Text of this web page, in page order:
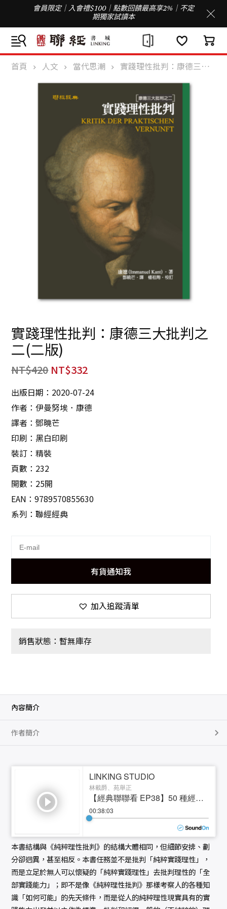
會員限定｜入會禮$100｜點數回饋最高享2%｜不定
期獨家試讀本
首頁 人文 當代思潮 實踐理性批判：康德三大批判之二(二版)
實踐理性批判：康德三大批判之
二(二版)
NT$420 NT$332
出版日期：2020-07-24
作者：伊曼努埃．康德
譯者：鄧曉芒
印刷：黑白印刷
裝訂：精裝
頁數：232
開數：25開
EAN：9789570855630
系列：聯經經典
有貨通知我
加入追蹤清單
銷售狀態：暫無庫存
內容簡介
作者簡介
本書結構與《純粹理性批判》的結構大體相同，但細節安排、劃
分卻迥異，甚至相反。本書任務並不是批判「純粹實踐理性」，
而是立足於無人可以懷疑的「純粹實踐理性」去批判理性的「全
部實踐能力」；即不是像《純粹理性批判》那樣考察人的各種知
識「如何可能」的先天條件，而是從人的純粹理性現實具有的實